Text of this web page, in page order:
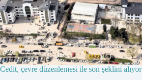
Cedit, çevre düzenlemesi ile son şeklini alıyor